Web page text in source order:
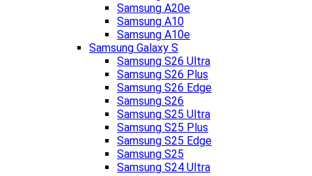
Samsung A20e
Samsung A10
Samsung A10e
Samsung Galaxy S
Samsung S26 Ultra
Samsung S26 Plus
Samsung S26 Edge
Samsung S26
Samsung S25 Ultra
Samsung S25 Plus
Samsung S25 Edge
Samsung S25
Samsung S24 Ultra